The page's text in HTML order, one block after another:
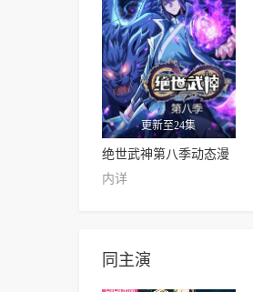
更新至24集
绝世武神第八季动态漫
内详
同主演